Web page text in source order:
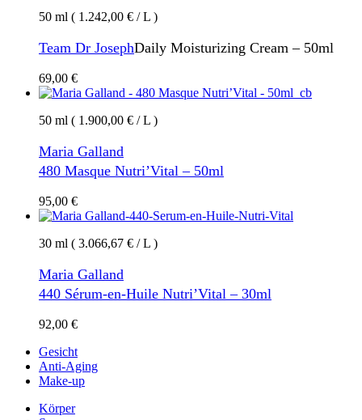
50 ml ( 1.242,00 € / L )
Team Dr JosephDaily Moisturizing Cream – 50ml
69,00 €
50 ml ( 1.900,00 € / L )
Maria Galland
480 Masque Nutri’Vital – 50ml
95,00 €
30 ml ( 3.066,67 € / L )
Maria Galland
440 Sérum-en-Huile Nutri’Vital – 30ml
92,00 €
Gesicht
Anti-Aging
Make-up
Körper